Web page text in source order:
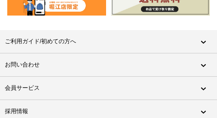
ご利用ガイド/初めての方へ
お問い合わせ
会員サービス
採用情報